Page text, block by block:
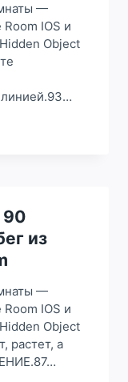
—
IOS и
Object
90
из
—
IOS и
Object
растет, а